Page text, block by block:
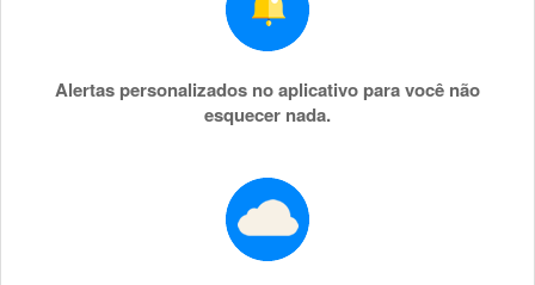
Alertas personalizados no aplicativo para você não
esquecer nada.